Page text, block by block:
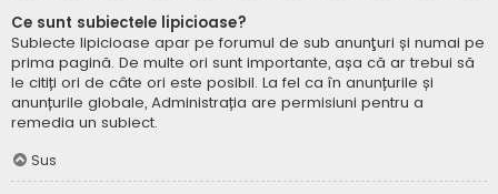
Ce sunt subiectele lipicioase?
Subiecte lipicioase apar pe forumul de sub anunţuri și numai pe
prima pagină. De multe ori sunt importante, așa că ar trebui să
le citiți ori de câte ori este posibil. La fel ca în anunțurile și
anunțurile globale, Administrația are permisiuni pentru a
remedia un subiect.
Sus